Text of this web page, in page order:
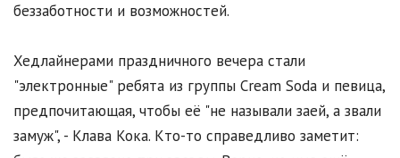
беззаботности и возможностей.
Хедлайнерами праздничного вечера стали
"электронные" ребята из группы Сream Soda и певица,
предпочитающая, чтобы её "не называли заей, а звали
замуж", - Клава Кока. Кто-то справедливо заметит: